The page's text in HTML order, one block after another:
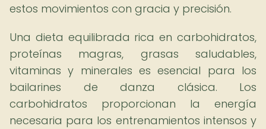
estos movimientos con gracia y precisión.
Una dieta equilibrada rica en carbohidratos,
proteínas magras, grasas saludables,
vitaminas y minerales es esencial para los
bailarines de danza clásica. Los
carbohidratos proporcionan la energía
necesaria para los entrenamientos intensos y